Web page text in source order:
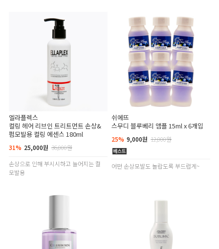
엘라플렉스
컬링 헤어 리브인 트리트먼트 손상&
펌모발용 컬링 에센스 180ml
31% 25,000원 36,000원
손상으로 인해 부시시하고 늘어지는 컬
모발용
쉬에뜨
스무디 블루베리 앰플 15ml x 6개입
25% 9,000원 12,000원
어떤 손상모발도 놀랍도록 부드럽게~